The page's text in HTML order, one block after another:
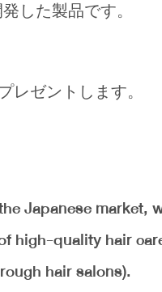
した製品です。
レゼントします。
Japanese market,
high-quality hair
hair salons).